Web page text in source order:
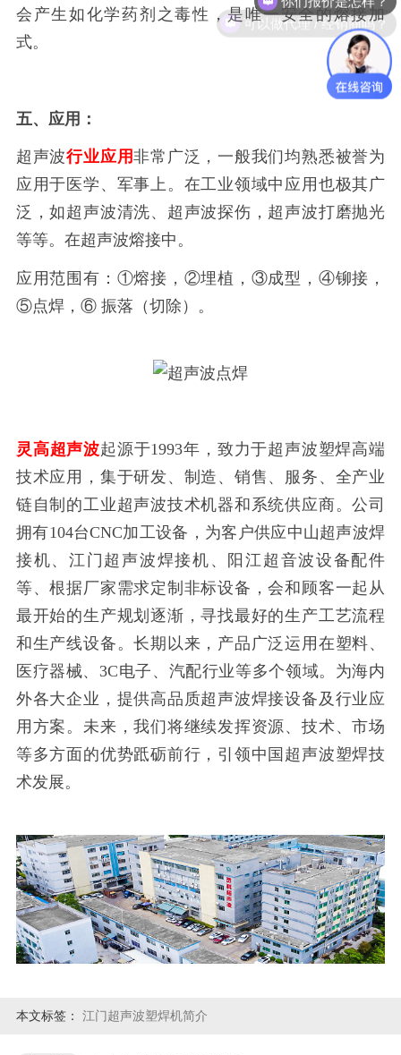
会产生如化学药剂之毒性，是唯一安全的熔接加
式。
五、应用：
超声波行业应用非常广泛，一般我们均熟悉被誉为
应用于医学、军事上。在工业领域中应用也极其广
泛，如超声波清洗、超声波探伤，超声波打磨抛光
等等。在超声波熔接中。
应用范围有： ①熔接，②埋植，③成型，④铆接，
⑤点焊，⑥ 振落（切除）。
灵高超声波起源于1993年，致力于超声波塑焊高端
技术应用，集于研发、制造、销售、服务、全产业
链自制的工业超声波技术机器和系统供应商。公司
拥有104台CNC加工设备，为客户供应中山超声波焊
接机、江门超声波焊接机、阳江超音波设备配件
等、根据厂家需求定制非标设备，会和顾客一起从
最开始的生产规划逐渐，寻找最好的生产工艺流程
和生产线设备。长期以来，产品广泛运用在塑料、
医疗器械、3C电子、汽配行业等多个领域。为海内
外各大企业，提供高品质超声波焊接设备及行业应
用方案。未来，我们将继续发挥资源、技术、市场
等多方面的优势䟡砺前行，引领中国超声波塑焊技
术发展。
本文标签： 江门超声波塑焊机简介
可以做代理 / 经销商吗？